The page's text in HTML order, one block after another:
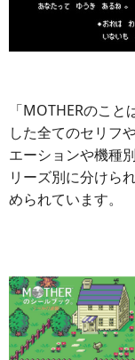
「MOTHERのこ
した全てのセリフ
エーションや機種
リーズ別に分けら
められています。